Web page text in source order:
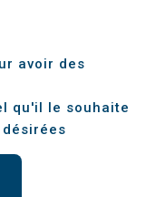
avoir des
qu'il le souhaite